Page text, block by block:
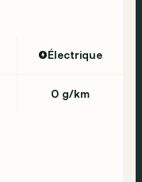
Électrique
0 g/km